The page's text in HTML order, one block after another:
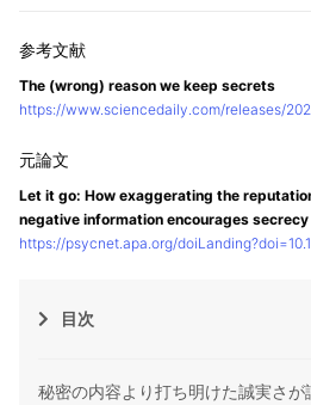
The (wrong) reason we keep secrets
https://www.sciencedaily.com/releases/
Let it go: How exaggerating the
negative information encourages
https://psycnet.apa.org/
目次
秘密の内容より打ち明けた誠実さが